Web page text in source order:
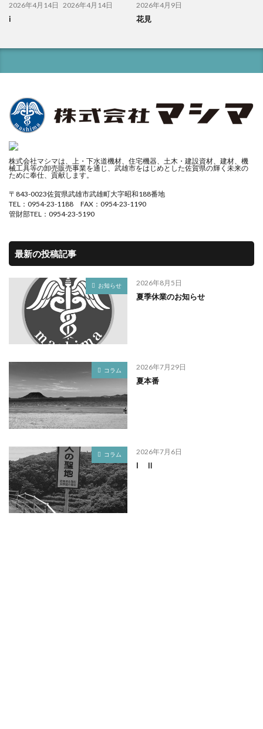
2026年4月14日 2026年4月14日
i
2026年4月9日
花見
株式会社マシマは、上・下水道機材、住宅機器、土木・建設資材、建材、機
械工具等の卸売販売事業を通じ、武雄市をはじめとした佐賀県の輝く未来の
ために奉仕、貢献します。
〒843-0023佐賀県武雄市武雄町大字昭和188番地
TEL：0954-23-1188 FAX：0954-23-1190
管財部TEL：0954-23-5190
最新の投稿記事
お知らせ 2026年8月5日
夏季休業のお知らせ
コラム 2026年7月29日
夏本番
コラム 2026年7月6日
I Ⅱ